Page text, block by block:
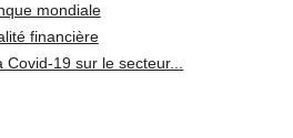
mondiale
financière
19 sur le secteur...